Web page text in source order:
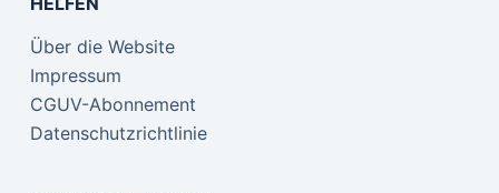
Über die Website
Impressum
CGUV-Abonnement
Datenschutzrichtlinie